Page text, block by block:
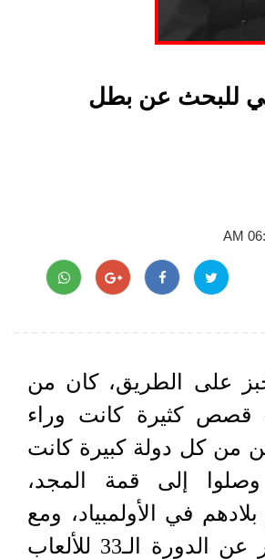
للبحث عن بطل
على الطريق، كان من
قصص كثيرة كانت وراء
من كل دولة كبيرة كانت
إلى قمة المجد،
في الأولمبياد، ومع
إسدال الستار عن الدورة الـ33 للألعاب